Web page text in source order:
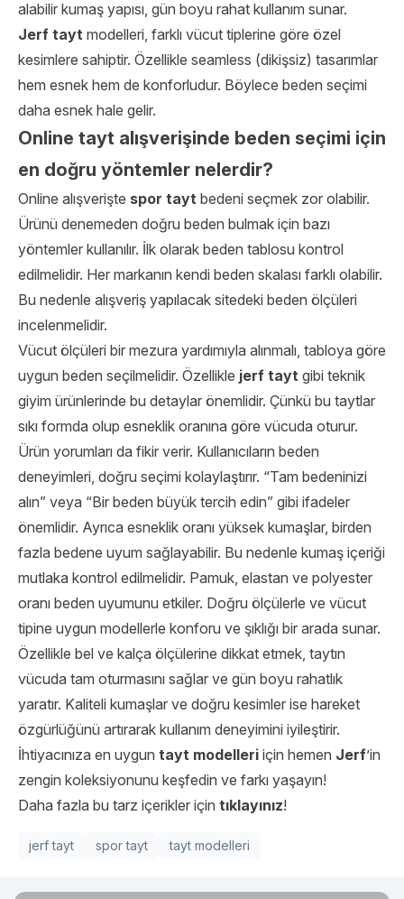
alabilir kumaş yapısı, gün boyu rahat kullanım sunar.
Jerf tayt modelleri, farklı vücut tiplerine göre özel
kesimlere sahiptir. Özellikle seamless (dikişsiz) tasarımlar
hem esnek hem de konforludur. Böylece beden seçimi
daha esnek hale gelir.
Online tayt alışverişinde beden seçimi için
en doğru yöntemler nelerdir?
Online alışverişte spor tayt bedeni seçmek zor olabilir.
Ürünü denemeden doğru beden bulmak için bazı
yöntemler kullanılır. İlk olarak beden tablosu kontrol
edilmelidir. Her markanın kendi beden skalası farklı olabilir.
Bu nedenle alışveriş yapılacak sitedeki beden ölçüleri
incelenmelidir.
Vücut ölçüleri bir mezura yardımıyla alınmalı, tabloya göre
uygun beden seçilmelidir. Özellikle jerf tayt gibi teknik
giyim ürünlerinde bu detaylar önemlidir. Çünkü bu taytlar
sıkı formda olup esneklik oranına göre vücuda oturur.
Ürün yorumları da fikir verir. Kullanıcıların beden
deneyimleri, doğru seçimi kolaylaştırır. “Tam bedeninizi
alın” veya “Bir beden büyük tercih edin” gibi ifadeler
önemlidir. Ayrıca esneklik oranı yüksek kumaşlar, birden
fazla bedene uyum sağlayabilir. Bu nedenle kumaş içeriği
mutlaka kontrol edilmelidir. Pamuk, elastan ve polyester
oranı beden uyumunu etkiler. Doğru ölçülerle ve vücut
tipine uygun modellerle konforu ve şıklığı bir arada sunar.
Özellikle bel ve kalça ölçülerine dikkat etmek, taytın
vücuda tam oturmasını sağlar ve gün boyu rahatlık
yaratır. Kaliteli kumaşlar ve doğru kesimler ise hareket
özgürlüğünü artırarak kullanım deneyimini iyileştirir.
İhtiyacınıza en uygun tayt modelleri için hemen Jerf’in
zengin koleksiyonunu keşfedin ve farkı yaşayın!
Daha fazla bu tarz içerikler için tıklayınız!
jerf tayt spor tayt tayt modelleri